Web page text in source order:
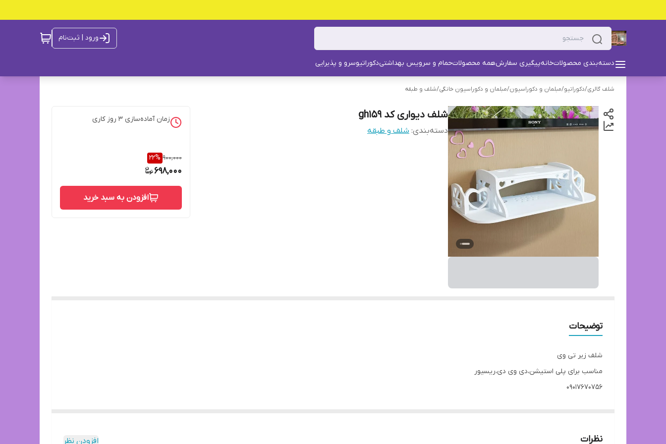
ورود | ثبت‌نام
دسته‌بندی محصولاتخانهپیگیری سفارشهمه محصولاتحمام و سرویس بهداشتیدکوراتیوسرو و پذیرایی
شلف گالری/دکوراتیو/مبلمان و دکوراسیون/مبلمان و دکوراسیون خانگی/شلف و طبقه
شلف دیواری کد gh159
دسته‌بندی: شلف و طبقه
زمان آماده‌سازی 3 روز کاری
900,000
22%
698,000
افزودن به سبد خرید
توضیحات
شلف زیر تی وی
مناسب برای پلی استیشن،دی وی دی،ریسیور
۰۹۰۱۷۶۷۰۷۵۶
نظرات افزودن نظر